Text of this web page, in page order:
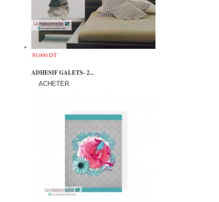
30,000 DT
ADHESIF GALETS- 2...
ACHETER